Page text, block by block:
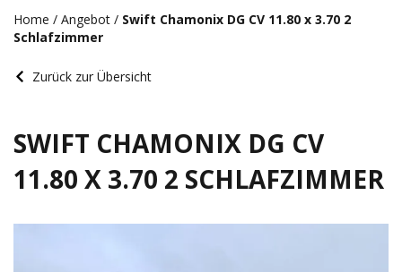
Home / Angebot / Swift Chamonix DG CV 11.80 x 3.70 2
Schlafzimmer
Zurück zur Übersicht
SWIFT CHAMONIX DG CV
11.80 X 3.70 2 SCHLAFZIMMER